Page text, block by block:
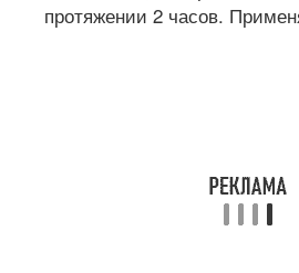
протяжении 2 часов.